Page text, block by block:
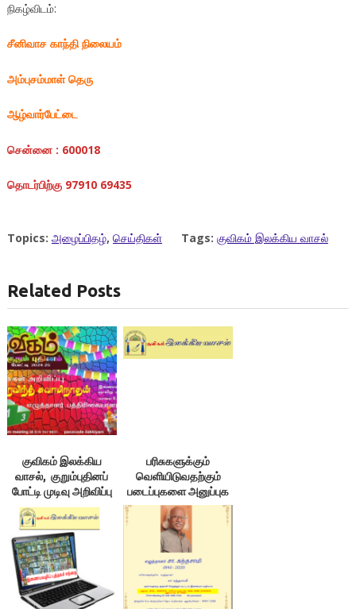
நிகழ்விடம்:
சீனிவாச காந்தி நிலையம்
அம்புசம்மாள் தெரு
ஆழ்வார்பேட்டை
சென்னை : 600018
தொடர்பிற்கு 97910 69435
Topics: அழைப்பிதழ், செய்திகள் Tags: குவிகம் இலக்கிய வாசல்
Related Posts
குவிகம் இலக்கிய
வாசல், குறும்புதினப்
போட்டி முடிவு அறிவிப்பு
பரிசுகளுக்கும்
வெளியிடுவதற்கும்
படைப்புகளை அனுப்புக
– குவிகம்